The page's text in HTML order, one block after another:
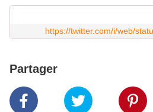
https://twitter.com/i/web/
Partager